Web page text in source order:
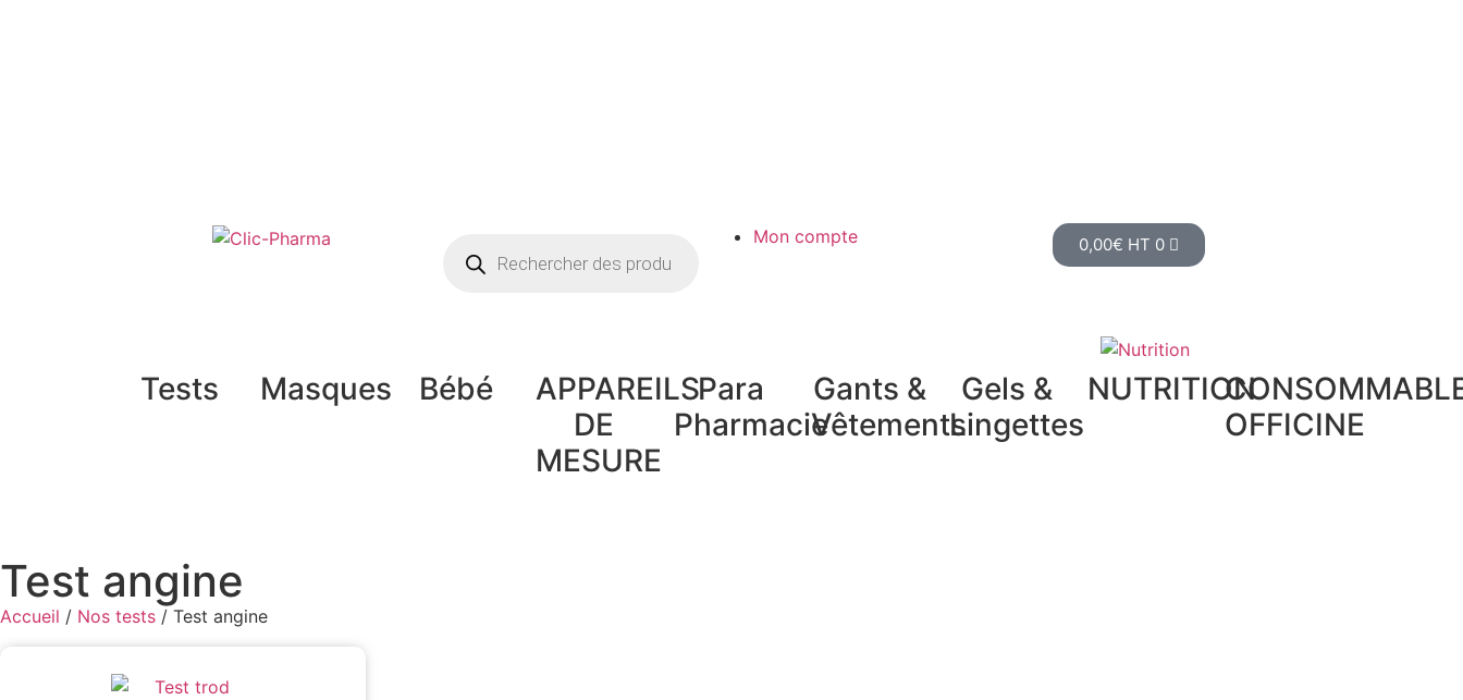
Mon compte 0,00€ HT 0
Tests Masques Bébé
APPAREILS
DE
MESURE
Para
Pharmacie
Gants &
Vêtements
Gels &
Lingettes
NUTRITION
OFFICINE
Test angine
Accueil / Nos tests / Test angine